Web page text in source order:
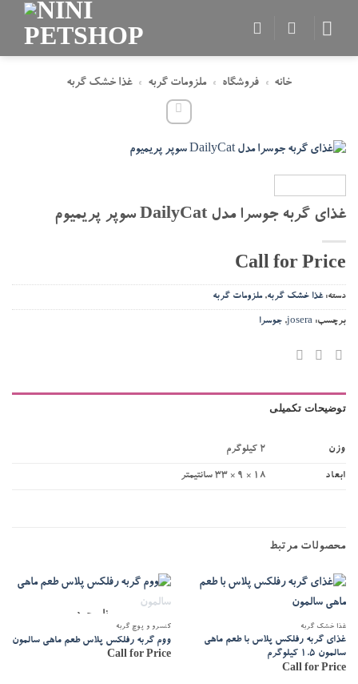
خانه » فروشگاه » ملزومات گربه » غذا خشک گربه
غذای گربه جوسرا مدل DailyCat سوپر پریمیوم
Call for Price
دسته:غذا خشک گربه,ملزومات گربه
برچسب: josera
, جوسرا
توضیحات تکمیلی
وزن 2 کیلوگرم
ابعاد 18 × 9 × 33 سانتیمتر
محصولات مرتبط
غذا خشک گربه
غذای گربه رفلکس پلاس با طعم ماهی
سالمون 1.5 کیلوگرم
Call for Price
ناموجود
کنسرو و پوچ گربه
ووم گربه رفلکس پلاس طعم ماهی سالمون
Call for Price